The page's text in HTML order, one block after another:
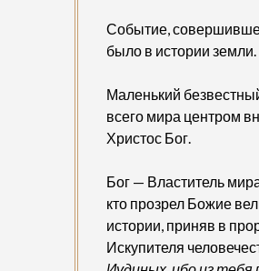
Событие,
было в истории земли.
Маленький
всего мира центром
Христос Бог.
Бог — Властитель
кто прозрел Божие
истории, приняв в
Искупителя